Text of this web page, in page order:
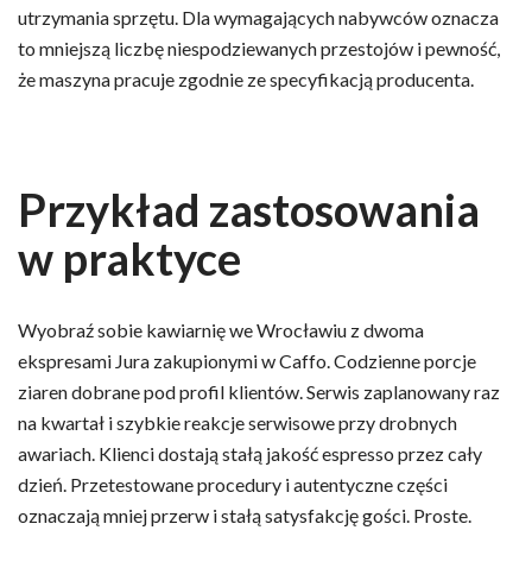
utrzymania sprzętu. Dla wymagających nabywców oznacza
to mniejszą liczbę niespodziewanych przestojów i pewność,
że maszyna pracuje zgodnie ze specyfikacją producenta.
Przykład zastosowania
w praktyce
Wyobraź sobie kawiarnię we Wrocławiu z dwoma
ekspresami Jura zakupionymi w Caffo. Codzienne porcje
ziaren dobrane pod profil klientów. Serwis zaplanowany raz
na kwartał i szybkie reakcje serwisowe przy drobnych
awariach. Klienci dostają stałą jakość espresso przez cały
dzień. Przetestowane procedury i autentyczne części
oznaczają mniej przerw i stałą satysfakcję gości. Proste.